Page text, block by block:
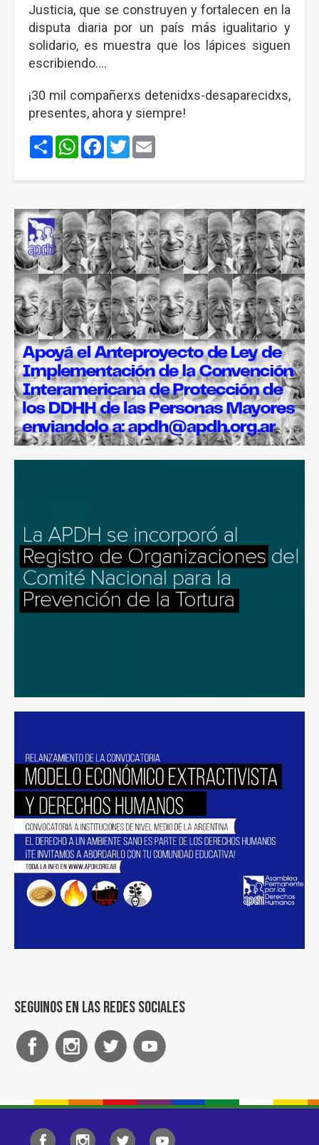
Justicia, que se construyen y fortalecen en la
disputa diaria por un país más igualitario y
solidario, es muestra que los lápices siguen
escribiendo....
¡30 mil compañerxs detenidxs-desaparecidxs,
presentes, ahora y siempre!
ShareWhatsApp
Facebook
Twitter
Seguinos en las redes sociales